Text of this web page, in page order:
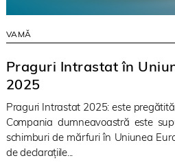
VAMĂ
Praguri Intrastat în
2025
Praguri Intrastat 2025: este
Compania dumneavoastră este
schimburi de mărfuri în Uniunea
de declarațiile...